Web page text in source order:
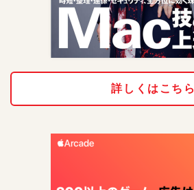
詳しくはこちら